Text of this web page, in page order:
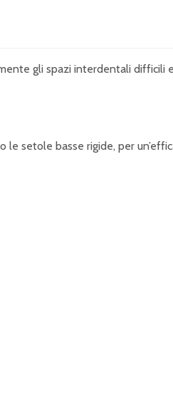
gli spazi interdentali difficili
setole basse rigide, per